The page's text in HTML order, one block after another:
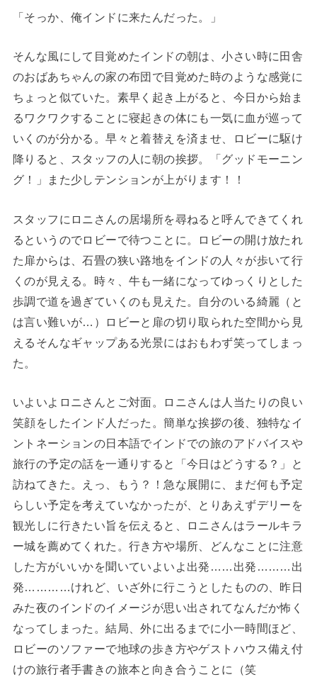
「そっか、俺インドに来たんだった。」
そんな風にして目覚めたインドの朝は、小さい時に田舎
のおばあちゃんの家の布団で目覚めた時のような感覚に
ちょっと似ていた。素早く起き上がると、今日から始ま
るワクワクすることに寝起きの体にも一気に血が巡って
いくのが分かる。早々と着替えを済ませ、ロビーに駆け
降りると、スタッフの人に朝の挨拶。「グッドモーニン
グ！」また少しテンションが上がります！！
スタッフにロニさんの居場所を尋ねると呼んできてくれ
るというのでロビーで待つことに。ロビーの開け放たれ
た扉からは、石畳の狭い路地をインドの人々が歩いて行
くのが見える。時々、牛も一緒になってゆっくりとした
歩調で道を過ぎていくのも見えた。自分のいる綺麗（と
は言い難いが…）ロビーと扉の切り取られた空間から見
えるそんなギャップある光景にはおもわず笑ってしまっ
た。
いよいよロニさんとご対面。ロニさんは人当たりの良い
笑顔をしたインド人だった。簡単な挨拶の後、独特なイ
ントネーションの日本語でインドでの旅のアドバイスや
旅行の予定の話を一通りすると「今日はどうする？」と
訪ねてきた。えっ、もう？！急な展開に、まだ何も予定
らしい予定を考えていなかったが、とりあえずデリーを
観光しに行きたい旨を伝えると、ロニさんはラールキラ
ー城を薦めてくれた。行き方や場所、どんなことに注意
した方がいいかを聞いていよいよ出発……出発………出
発…………けれど、いざ外に行こうとしたものの、昨日
みた夜のインドのイメージが思い出されてなんだか怖く
なってしまった。結局、外に出るまでに小一時間ほど、
ロビーのソファーで地球の歩き方やゲストハウス備え付
けの旅行者手書きの旅本と向き合うことに（笑